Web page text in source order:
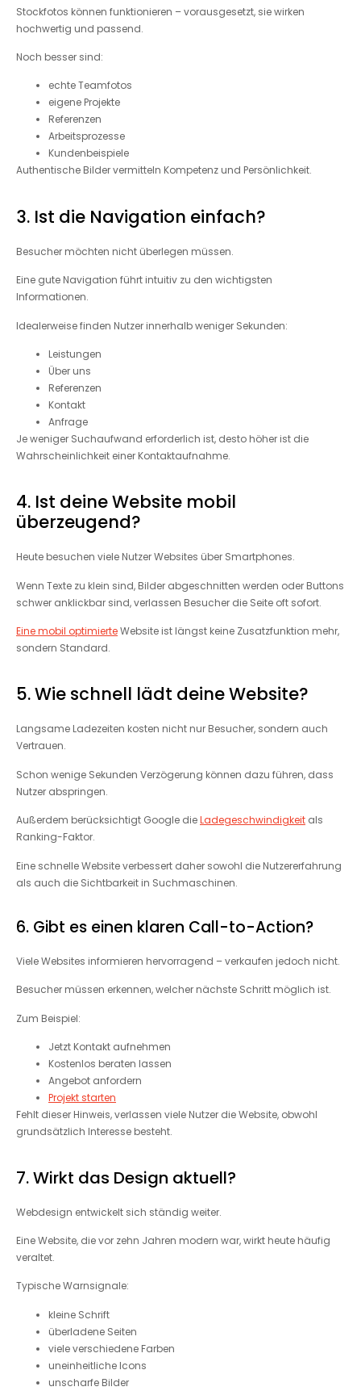
Stockfotos können funktionieren – vorausgesetzt, sie wirken
hochwertig und passend.
Noch besser sind:
echte Teamfotos
eigene Projekte
Referenzen
Arbeitsprozesse
Kundenbeispiele
Authentische Bilder vermitteln Kompetenz und Persönlichkeit.
3. Ist die Navigation einfach?
Besucher möchten nicht überlegen müssen.
Eine gute Navigation führt intuitiv zu den wichtigsten
Informationen.
Idealerweise finden Nutzer innerhalb weniger Sekunden:
Leistungen
Über uns
Referenzen
Kontakt
Anfrage
Je weniger Suchaufwand erforderlich ist, desto höher ist die
Wahrscheinlichkeit einer Kontaktaufnahme.
4. Ist deine Website mobil
überzeugend?
Heute besuchen viele Nutzer Websites über Smartphones.
Wenn Texte zu klein sind, Bilder abgeschnitten werden oder Buttons
schwer anklickbar sind, verlassen Besucher die Seite oft sofort.
Eine mobil optimierteWebsite ist längst keine Zusatzfunktion mehr,
sondern Standard.
5. Wie schnell lädt deine Website?
Langsame Ladezeiten kosten nicht nur Besucher, sondern auch
Vertrauen.
Schon wenige Sekunden Verzögerung können dazu führen, dass
Nutzer abspringen.
Außerdem berücksichtigt Google dieLadegeschwindigkeit als
Ranking-Faktor.
Eine schnelle Website verbessert daher sowohl die Nutzererfahrung
als auch die Sichtbarkeit in Suchmaschinen.
6. Gibt es einen klaren Call-to-Action?
Viele Websites informieren hervorragend – verkaufen jedoch nicht.
Besucher müssen erkennen, welcher nächste Schritt möglich ist.
Zum Beispiel:
Jetzt Kontakt aufnehmen
Kostenlos beraten lassen
Angebot anfordern
Projekt starten
Fehlt dieser Hinweis, verlassen viele Nutzer die Website, obwohl
grundsätzlich Interesse besteht.
7. Wirkt das Design aktuell?
Webdesign entwickelt sich ständig weiter.
Eine Website, die vor zehn Jahren modern war, wirkt heute häufig
veraltet.
Typische Warnsignale:
kleine Schrift
überladene Seiten
viele verschiedene Farben
uneinheitliche Icons
unscharfe Bilder